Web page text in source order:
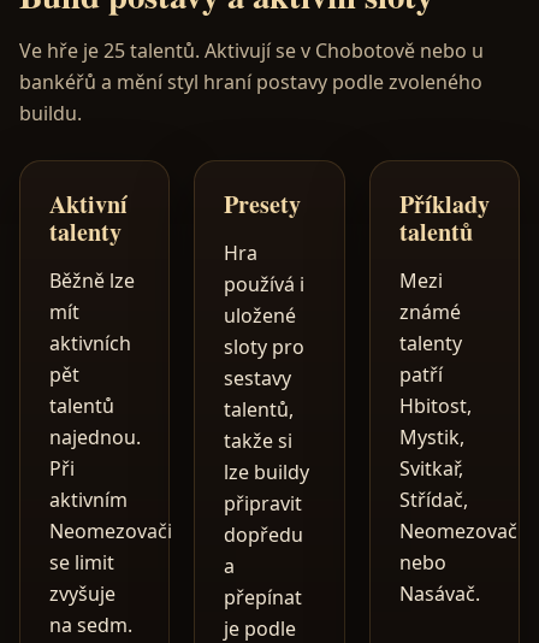
Ve hře je 25 talentů. Aktivují se v Chobotově nebo u
bankéřů a mění styl hraní postavy podle zvoleného
buildu.
Aktivní
talenty
Běžně lze
mít
aktivních
pět
talentů
najednou.
Při
aktivním
Neomezovači
se limit
zvyšuje
na sedm.
Presety
Hra
používá i
uložené
sloty pro
sestavy
talentů,
takže si
lze buildy
připravit
dopředu
a
přepínat
je podle
Příklady
talentů
Mezi
známé
talenty
patří
Hbitost,
Mystik,
Svitkař,
Střídač,
Neomezovač
nebo
Nasávač.